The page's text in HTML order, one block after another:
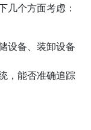
几个方面考虑：
设备、装卸设备
，能否准确追踪